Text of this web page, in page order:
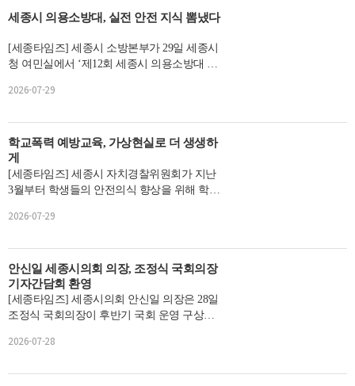
세종시 의용소방대, 실전 안전 지식 뽐냈다
[세종타임즈] 세종시 소방본부가 29일 세종시
청 여민실에서 ‘제12회 세종시 의용소방대 강
2026-07-29
학교폭력 예방교육, 가상현실로 더 생생하
게
[세종타임즈] 세종시 자치경찰위원회가 지난
3월부터 학생들의 안전의식 향상을 위해 학교
2026-07-29
안신일 세종시의회 의장, 조정식 국회의장
기자간담회 환영
[세종타임즈] 세종시의회 안신일 의장은 28일
조정식 국회의장이 후반기 국회 운영 구상을
장을 밝혔다.안...
2026-07-28